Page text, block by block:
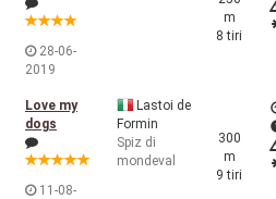
28-06-
2019
m
8 tiri
Love my
dogs
11-08-
Lastoi de
Formin
Spiz di
mondeval
300
m
9 tiri